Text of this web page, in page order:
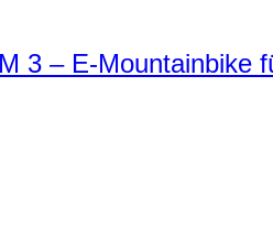
3 – E-Mountainbike